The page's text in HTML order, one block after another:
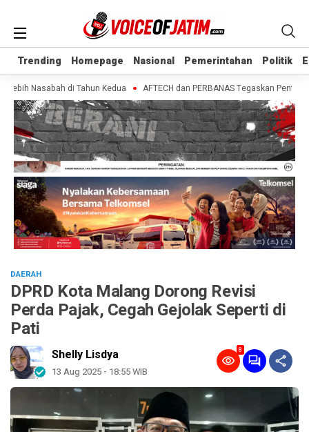
Trending Homepage Nasional Pemerintahan Politik
Trending Homepage Nasional Pemerintahan Politik
Nasabah di Tahun Kedua AFTECH dan PERBANAS Tegaskan
DAERAH
DPRD Kota Malang Dorong Revisi
Perda Pajak, Cegah Gejolak Seperti di
Pati
Shelly Lisdya
13 Aug 2025 - 18:55 WIB
8